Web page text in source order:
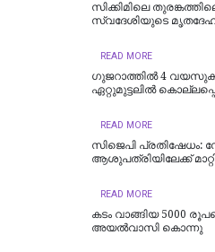
സിക്കിമിലെ
സ്വദേശിയുടെ
READ MORE
ഗുജറാത്തിൽ 4
ഏറ്റുമുട്ടലിൽ
READ MORE
സിജെപി പ്രതിഷേധം:
ആശുപത്രിയിലേക്ക്
READ MORE
കടം വാങ്ങിയ 5000
അയല്‍വാസി കൊന്നു